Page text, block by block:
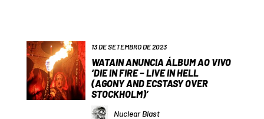
13 DE SETEMBRO DE 2023
WATAIN ANUNCIA ÁLBUM AO VIVO
‘DIE IN FIRE – LIVE IN HELL
(AGONY AND ECSTASY OVER
STOCKHOLM)’
Nuclear Blast